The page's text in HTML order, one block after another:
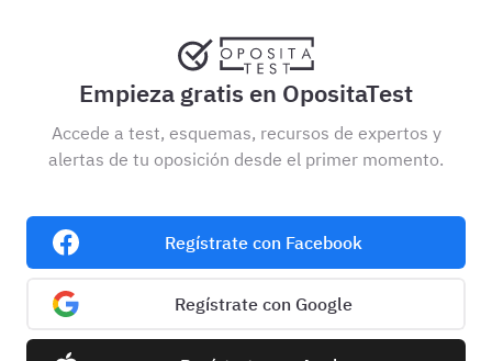
Empieza gratis en OpositaTest
Accede a test, esquemas, recursos de expertos y
alertas de tu oposición desde el primer momento.
Regístrate con Facebook
Regístrate con Google